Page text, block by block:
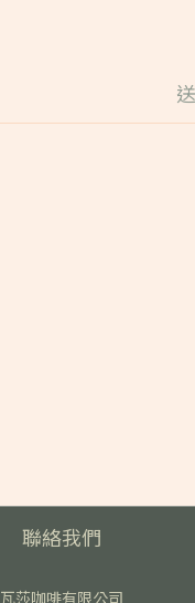
聯絡我們
瓦莎咖啡有限公司